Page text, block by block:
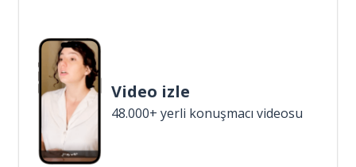
Video izle
48.000+ yerli konuşmacı videosu